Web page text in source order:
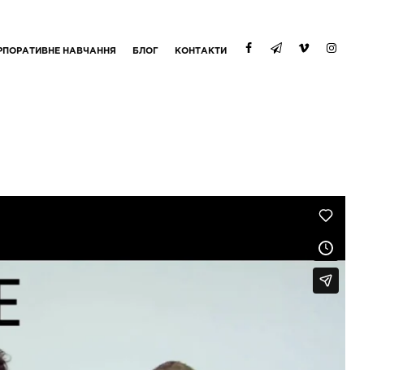
НАВЧАННЯ БЛОГ КОНТАКТИ